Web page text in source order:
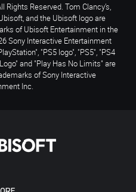
Reserved. Tom Clancy’s,
and the Ubisoft logo are
of Ubisoft Entertainment in the
Sony Interactive Entertainment
"PS5 logo", "PS5", "PS4
and "Play Has No Limits" are
of Sony Interactive
Inc.